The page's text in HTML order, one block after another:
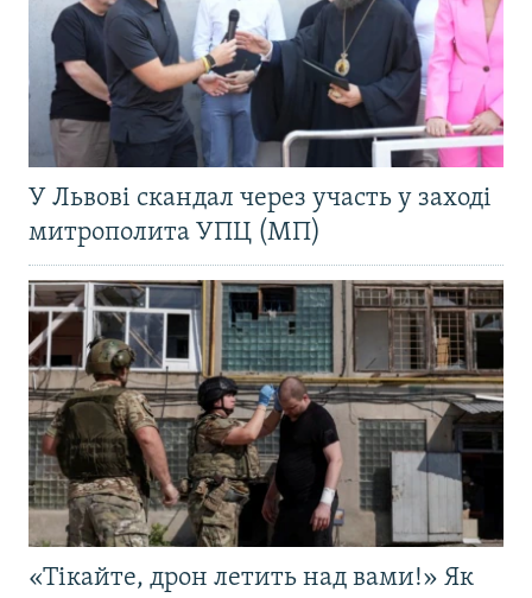
У Львові скандал через участь у заході
митрополита УПЦ (МП)
«Тікайте, дрон летить над вами!» Як